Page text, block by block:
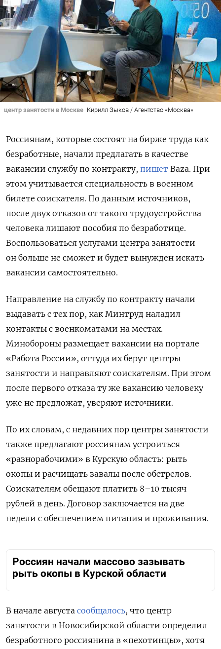
центр занятости в Москве Кирилл Зыков / Агентство «Москва»
Россиянам, которые состоят на бирже труда как
безработные, начали предлагать в качестве
вакансии службу по контракту, пишет Baza. При
этом учитывается специальность в военном
билете соискателя. По данным источников,
после двух отказов от такого трудоустройства
человека лишают пособия по безработице.
Воспользоваться услугами центра занятости
он больше не сможет и будет вынужден искать
вакансии самостоятельно.
Направление на службу по контракту начали
выдавать с тех пор, как Минтруд наладил
контакты с военкоматами на местах.
Минобороны размещает вакансии на портале
«Работа России», оттуда их берут центры
занятости и направляют соискателям. При этом
после первого отказа ту же вакансию человеку
уже не предложат, уверяют источники.
По их словам, с недавних пор центры занятости
также предлагают россиянам устроиться
«разнорабочими» в Курскую область: рыть
окопы и расчищать завалы после обстрелов.
Соискателям обещают платить 8–10 тысяч
рублей в день. Договор заключается на две
недели с обеспечением питания и проживания.
Россиян начали массово зазывать
рыть окопы в Курской области
В начале августа сообщалось, что центр
занятости в Новосибирской области определил
безработного россиянина в «пехотинцы», хотя